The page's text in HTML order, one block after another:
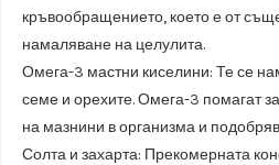
кръвообращението, което е от
намаляване на целулита.
Омега-3 мастни киселини: Те се
семе и орехите. Омега-3 помагат
на мазнини в организма и
Солта и захарта: Прекомерната